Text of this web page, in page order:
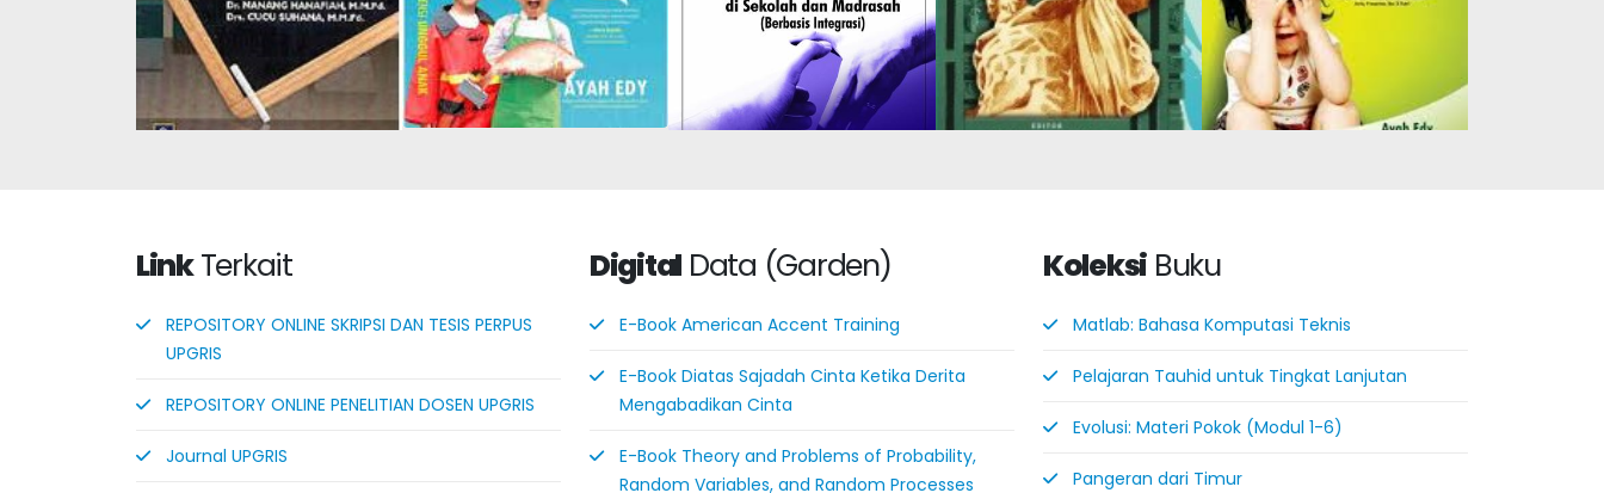
LinkTerkait
REPOSITORY ONLINE SKRIPSI DAN TESIS PERPUS
UPGRIS
REPOSITORY ONLINE PENELITIAN DOSEN UPGRIS
Journal UPGRIS
Digital Data (Garden)
E-Book American Accent Training
E-Book Diatas Sajadah Cinta Ketika Derita
Mengabadikan Cinta
E-Book Theory and Problems of Probability,
Random Variables, and Random Processes
Koleksi Buku
Matlab: Bahasa Komputasi Teknis
Pelajaran Tauhid untuk Tingkat Lanjutan
Evolusi: Materi Pokok (Modul 1-6)
Pangeran dari Timur